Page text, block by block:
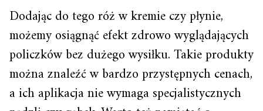
Dodając do tego róż w kremie czy płynie,
możemy osiągnąć efekt zdrowo wyglądających
policzków bez dużego wysiłku. Takie produkty
można znaleźć w bardzo przystępnych cenach,
a ich aplikacja nie wymaga specjalistycznych